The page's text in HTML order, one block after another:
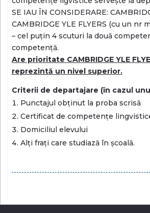
SE IAU ÎN CONSIDERARE:
CAMBRIDGE YLE FLYERS (cu un nr
– cel puțin 4 scuturi la două
competență.
Are prioritate CAMBRIDGE YLE
reprezintă un nivel superior.
Criterii de departajare (în cazul
Punctajul obținut la proba scrisă
Certificat de competențe
Domiciliul elevului
Alți frați care studiază în școală.